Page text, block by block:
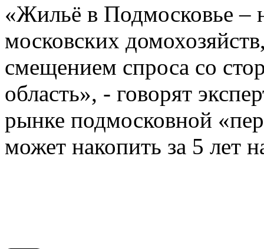
«Жильё в Подмосковье –
московских
смещением спроса со
область», - говорят
рынке подмосковной
может накопить за 5 лет